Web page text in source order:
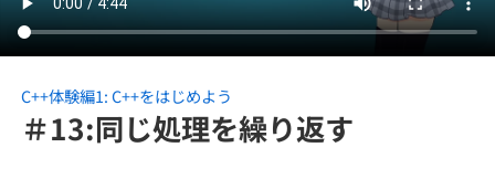
転職成功ガイド
転職エージェント
インタビュー
転職成功ガイド
求人検索
インターン
学習
問題集
プログラミング言語
ゲーム・マンガ
C++体験編1: C++をはじめよう
＃13:同じ処理を繰り返す